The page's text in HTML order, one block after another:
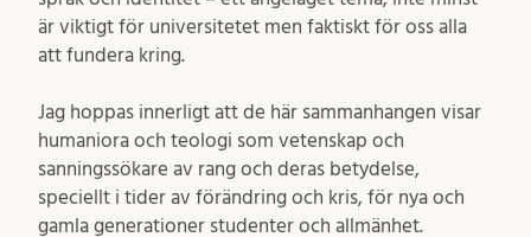
är viktigt för universitetet men faktiskt för oss alla
att fundera kring.
Jag hoppas innerligt att de här sammanhangen visar
humaniora och teologi som vetenskap och
sanningssökare av rang och deras betydelse,
speciellt i tider av förändring och kris, för nya och
gamla generationer studenter och allmänhet.